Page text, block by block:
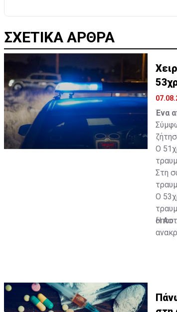
ΣΧΕΤΙΚΑ ΑΡΘΡΑ
Ένα
Ο
Στη
Ο
όπου
Η